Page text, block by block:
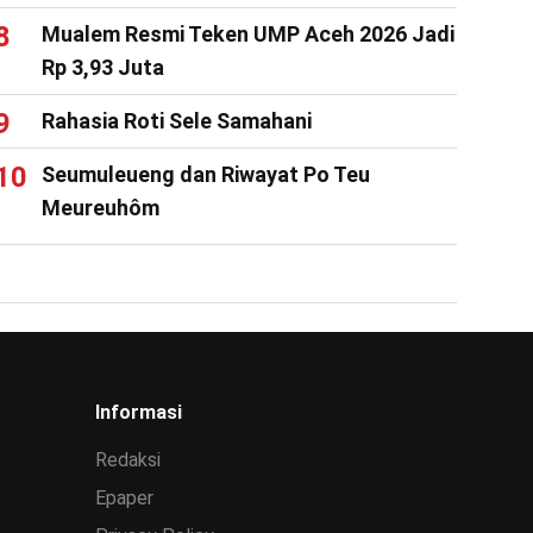
Mualem Resmi Teken UMP Aceh 2026 Jadi
Rp 3,93 Juta
Rahasia Roti Sele Samahani
Seumuleueng dan Riwayat Po Teu
Meureuhôm
Informasi
Redaksi
Epaper